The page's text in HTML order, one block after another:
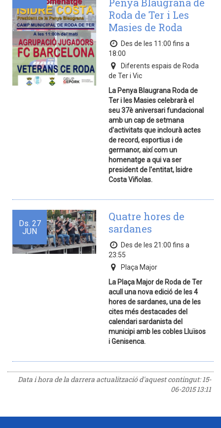
Roda de Ter i Les
Masies de Roda
Des de les 11:00 fins a
18:00
Diferents espais de Roda
de Ter i Vic
La Penya Blaugrana Roda de
Ter i les Masies celebrarà el
seu 37è aniversari fundacional
amb un cap de setmana
d'activitats que inclourà actes
de record, esportius i de
germanor, així com un
homenatge a qui va ser
president de l'entitat, Isidre
Costa Viñolas.
Ds. 27
JUN
Quatre hores de
sardanes
Des de les 21:00 fins a
23:55
Plaça Major
La Plaça Major de Roda de Ter
acull una nova edició de les 4
hores de sardanes, una de les
cites més destacades del
calendari sardanista del
municipi amb les cobles Lluïsos
i Genisenca.
Data i hora de la darrera actualització d'aquest contingut:15-
06-2015 13:11